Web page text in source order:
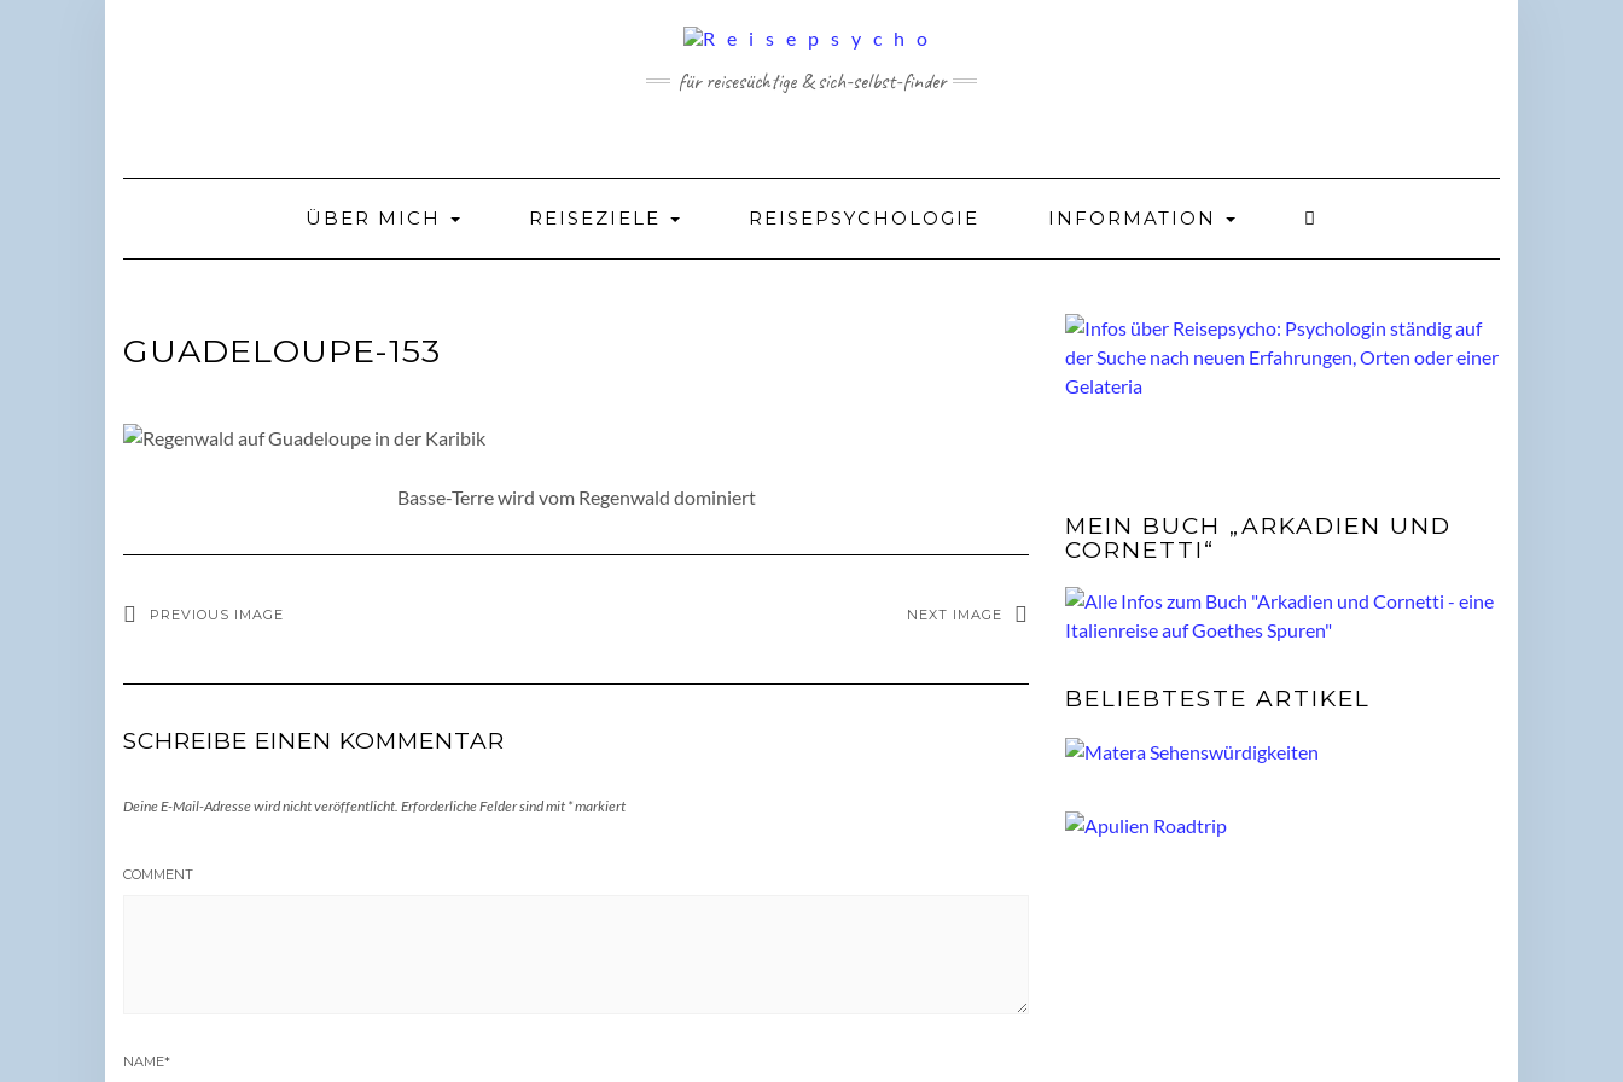
für reisesüchtige & sich-selbst-finder
ÜBER MICH REISEZIELE REISEPSYCHOLOGIE INFORMATION
GUADELOUPE-153
Basse-Terre wird vom Regenwald dominiert
PREVIOUS IMAGE NEXT IMAGE
SCHREIBE EINEN KOMMENTAR
Deine E-Mail-Adresse wird nicht veröffentlicht. Erforderliche Felder sind mit *markiert
COMMENT
NAME*
MEIN BUCH „ARKADIEN UND
CORNETTI“
BELIEBTESTE ARTIKEL